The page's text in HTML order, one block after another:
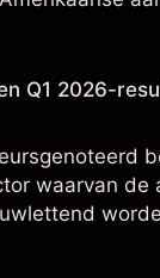
analyse.
Q1 2026-
waarvan de